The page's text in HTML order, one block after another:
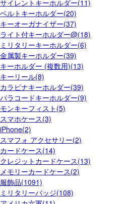
サイレントキーホルダー(11)
ベルトキーホルダー(20)
キーオーガナイザー(37)
ライト付キーホルダー@(18)
ミリタリーキーホルダー(6)
金属製キーホルダー(39)
キーホルダー (複数用)(13)
キーリール(8)
カラビナキーホルダー(39)
パラコードキーホルダー(9)
モンキーフィスト(5)
スマホケース(3)
iPhone(2)
スマフォ アクセサリー(2)
カードケース(14)
クレジットカードケース(13)
メモリーカードケース(2)
服飾品(1091)
ミリタリーバッジ(108)